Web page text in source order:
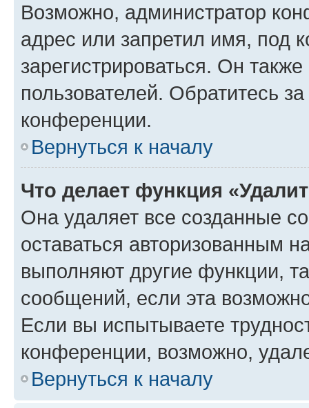
Возможно, администратор
адрес или запретил имя, под
зарегистрироваться. Он
пользователей. Обратитесь
конференции.
Вернуться к началу
Что делает функция
Она удаляет все созданные
оставаться авторизованным
выполняют другие функции,
сообщений, если эта
Если вы испытываете
конференции, возможно,
Вернуться к началу